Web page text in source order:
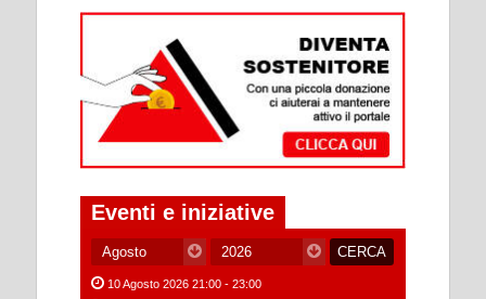
Eventi e iniziative
10 Agosto 2026 21:00 - 23:00